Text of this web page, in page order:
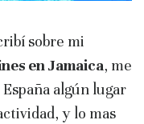
sobre mi
en Jamaica, me
algún lugar
y lo mas